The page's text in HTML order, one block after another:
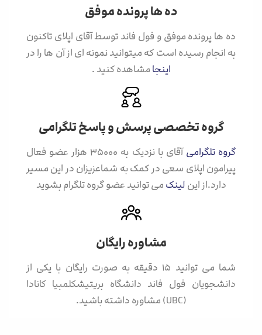
ده ها پرونده موفق
ده ها پرونده موفق و فول فاند توسط آقای اپلای تاکنون
به انجام رسیده است که میتوانید نمونه ای از آن ها را در
اینجا مشاهده کنید .
گروه تخصصی پرسش و پاسخ تلگرامی
گروه تلگرامی
آقای با نزدیک به ۳۵۰۰۰ هزار عضو فعال
پیرامون اپلای سعی در کمک به شماعزیزان در این مسیر
دارد.از این لینک می توانید عضو گروه تلگرام بشوید
مشاوره رایگان
شما می توانید ۱۵ دقیقه به صورت رایگان با یکی از
دانشجویان فول فاند دانشگاه بریتیشکلمبیا کانادا
(UBC) مشاوره داشته باشید.